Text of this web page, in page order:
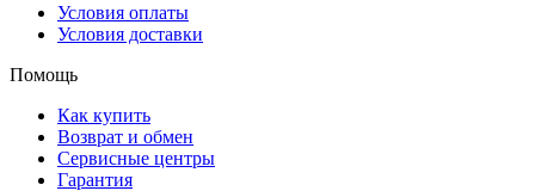
Условия оплаты
Условия доставки
Помощь
Как купить
Возврат и обмен
Сервисные центры
Гарантия